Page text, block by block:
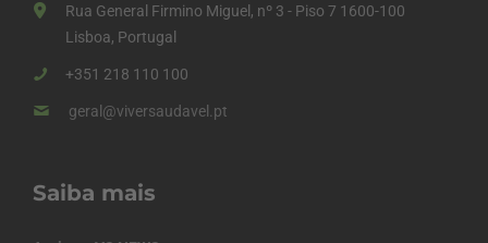
Rua General Firmino Miguel, nº 3 - Piso 7 1600-100
Lisboa, Portugal
+351 218 110 100
geral@viversaudavel.pt
Saiba mais